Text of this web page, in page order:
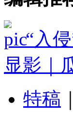
“入
显影｜
特稿